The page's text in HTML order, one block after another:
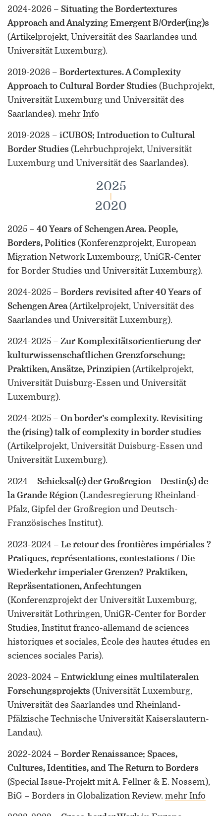
2024-2026 – Situating the Bordertextures
Approach and Analyzing Emergent B/Order(ing)s
(Artikelprojekt, Universität des Saarlandes und
Universität Luxemburg).
2019-2026 – Bordertextures. A Complexity
Approach to Cultural Border Studies (Buchprojekt,
Universität Luxemburg und Universität des
Saarlandes). mehr Info
2019-2028 – iCUBOS: Introduction to Cultural
Border Studies (Lehrbuchprojekt, Universität
Luxemburg und Universität des Saarlandes).
2025
2020
2025 – 40 Years of Schengen Area. People,
Borders, Politics (Konferenzprojekt, European
Migration Network Luxembourg, UniGR-Center
for Border Studies und Universität Luxemburg).
2024-2025 – Borders revisited after 40 Years of
Schengen Area (Artikelprojekt, Universität des
Saarlandes und Universität Luxemburg).
2024-2025 – Zur Komplexitätsorientierung der
kulturwissenschaftlichen Grenzforschung:
Praktiken, Ansätze, Prinzipien (Artikelprojekt,
Universität Duisburg-Essen und Universität
Luxemburg).
2024-2025 – On border’s complexity. Revisiting
the (rising) talk of complexity in border studies
(Artikelprojekt, Universität Duisburg-Essen und
Universität Luxemburg).
2024 – Schicksal(e) der Großregion – Destin(s) de
la Grande Région (Landesregierung Rheinland-
Pfalz, Gipfel der Großregion und Deutsch-
Französisches Institut).
2023-2024 – Le retour des frontières impériales ?
Pratiques, représentations, contestations / Die
Wiederkehr imperialer Grenzen? Praktiken,
Repräsentationen, Anfechtungen
(Konferenzprojekt der Universität Luxemburg,
Universität Lothringen, UniGR-Center for Border
Studies, Institut franco-allemand de sciences
historiques et sociales, École des hautes études en
sciences sociales Paris).
2023-2024 – Entwicklung eines multilateralen
Forschungsprojekts (Universität Luxemburg,
Universität des Saarlandes und Rheinland-
Pfälzische Technische Universität Kaiserslautern-
Landau).
2022-2024 – Border Renaissance: Spaces,
Cultures, Identities, and The Return to Borders
(Special Issue-Projekt mit A. Fellner & E. Nossem),
BiG – Borders in Globalization Review. mehr Info